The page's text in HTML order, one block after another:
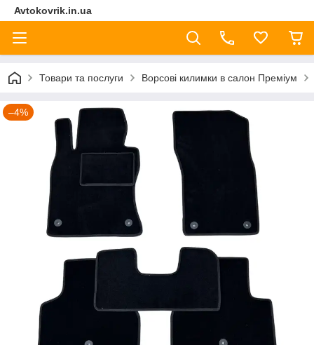
Avtokovrik.in.ua
Товари та послуги Ворсові килимки в салон Преміум
–4%